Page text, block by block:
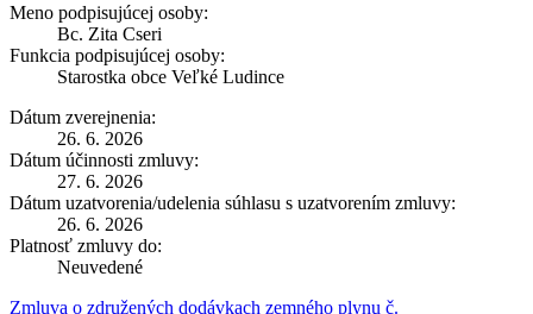
Meno podpisujúcej osoby:
Bc. Zita Cseri
Funkcia podpisujúcej osoby:
Starostka obce Veľké Ludince
Dátum zverejnenia:
26. 6. 2026
Dátum účinnosti zmluvy:
27. 6. 2026
Dátum uzatvorenia/udelenia súhlasu s uzatvorením zmluvy:
26. 6. 2026
Platnosť zmluvy do:
Neuvedené
Zmluva o združených dodávkach zemného plynu č.